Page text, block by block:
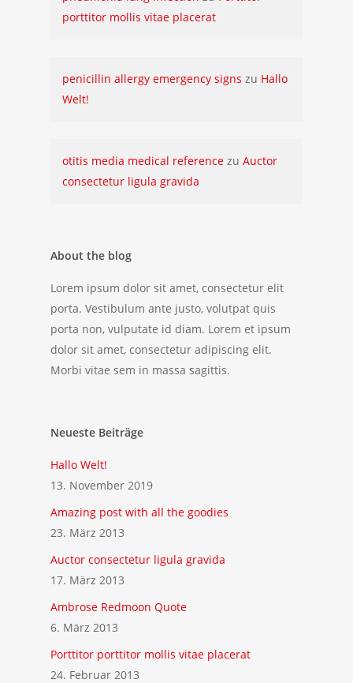
porttitor mollis vitae placerat
penicillin allergy emergency signs zu Hallo
Welt!
otitis media medical reference zu Auctor
consectetur ligula gravida
About the blog
Lorem ipsum dolor sit amet, consectetur elit
porta. Vestibulum ante justo, volutpat quis
porta non, vulputate id diam. Lorem et ipsum
dolor sit amet, consectetur adipiscing elit.
Morbi vitae sem in massa sagittis.
Neueste Beiträge
Hallo Welt!
13. November 2019
Amazing post with all the goodies
23. März 2013
Auctor consectetur ligula gravida
17. März 2013
Ambrose Redmoon Quote
6. März 2013
Porttitor porttitor mollis vitae placerat
24. Februar 2013